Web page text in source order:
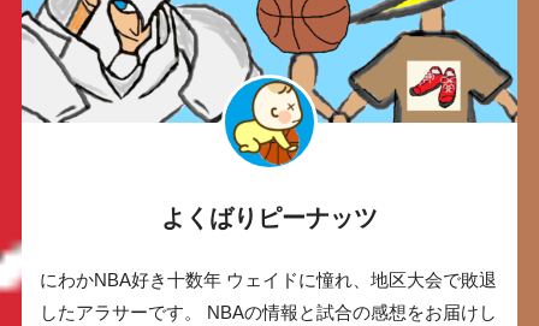
よくばりピーナッツ
にわかNBA好き十数年 ウェイドに憧れ、地区大会で敗退
したアラサーです。 NBAの情報と試合の感想をお届けし